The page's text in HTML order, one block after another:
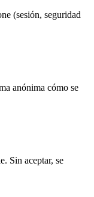
(sesión, seguridad
anónima cómo se
Sin aceptar, se